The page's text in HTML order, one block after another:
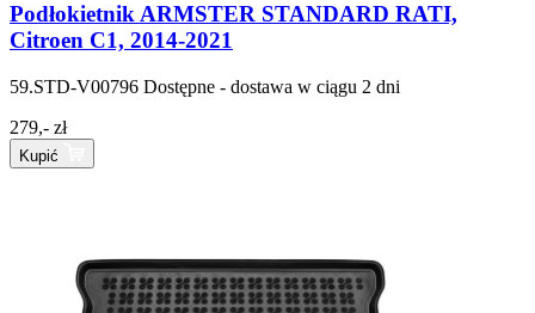
Podłokietnik ARMSTER STANDARD RATI,
Citroen C1, 2014-2021
59.STD-V00796 Dostępne - dostawa w ciągu 2 dni
279,- zł
Kupić